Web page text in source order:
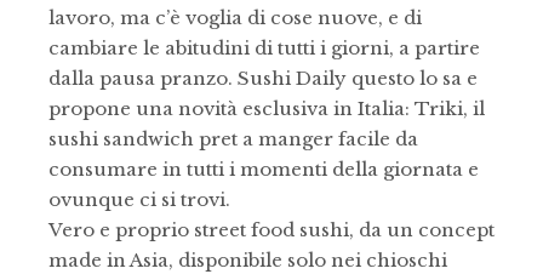
lavoro, ma c’è voglia di cose nuove, e di
cambiare le abitudini di tutti i giorni, a partire
dalla pausa pranzo. Sushi Daily questo lo sa e
propone una novità esclusiva in Italia: Triki, il
sushi sandwich pret a manger facile da
consumare in tutti i momenti della giornata e
ovunque ci si trovi.
Vero e proprio street food sushi, da un concept
made in Asia, disponibile solo nei chioschi